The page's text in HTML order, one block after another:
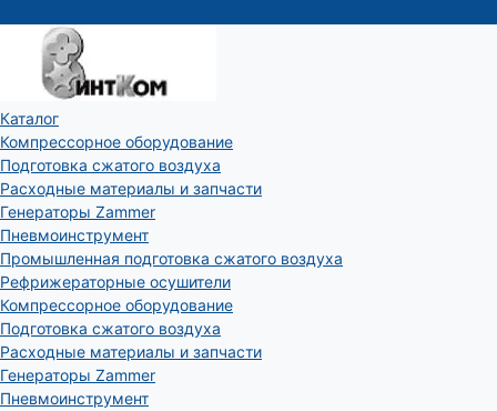
Каталог
Компрессорное оборудование
Подготовка сжатого воздуха
Расходные материалы и запчасти
Генераторы Zammer
Пневмоинструмент
Промышленная подготовка сжатого воздуха
Рефрижераторные осушители
Компрессорное оборудование
Подготовка сжатого воздуха
Расходные материалы и запчасти
Генераторы Zammer
Пневмоинструмент